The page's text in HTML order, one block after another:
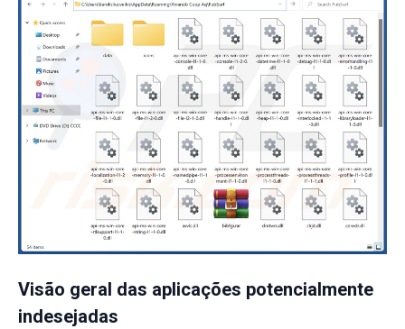
Visão geral das aplicações potencialmente
indesejadas